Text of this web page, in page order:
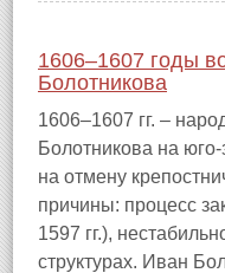
1606–1607 годы
Болотникова
1606–1607 гг. –
Болотникова на
на отмену
причины: процесс
1597 гг.),
структурах. Иван